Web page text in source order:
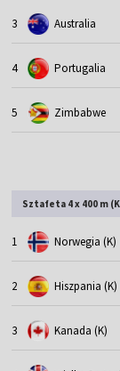
3 Australia
4 Portugalia
5 Zimbabwe
Sztafeta 4 x 400 m
1 Norwegia (K)
2 Hiszpania (K)
3 Kanada (K)